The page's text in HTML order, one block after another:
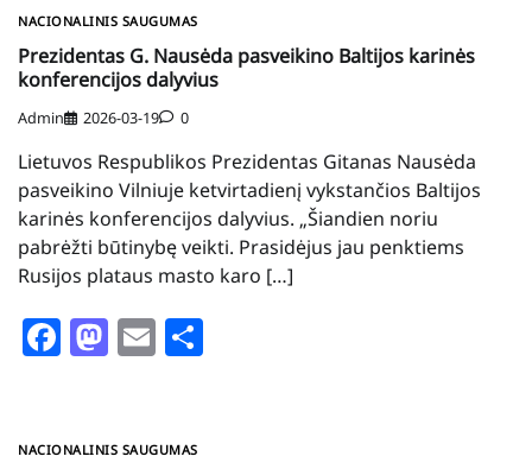
NACIONALINIS SAUGUMAS
Prezidentas G. Nausėda pasveikino Baltijos karinės
konferencijos dalyvius
Admin 2026-03-19 0
Lietuvos Respublikos Prezidentas Gitanas Nausėda
pasveikino Vilniuje ketvirtadienį vykstančios Baltijos
karinės konferencijos dalyvius. „Šiandien noriu
pabrėžti būtinybę veikti. Prasidėjus jau penktiems
Rusijos plataus masto karo […]
Facebook
Mastodon
Email
NACIONALINIS SAUGUMAS